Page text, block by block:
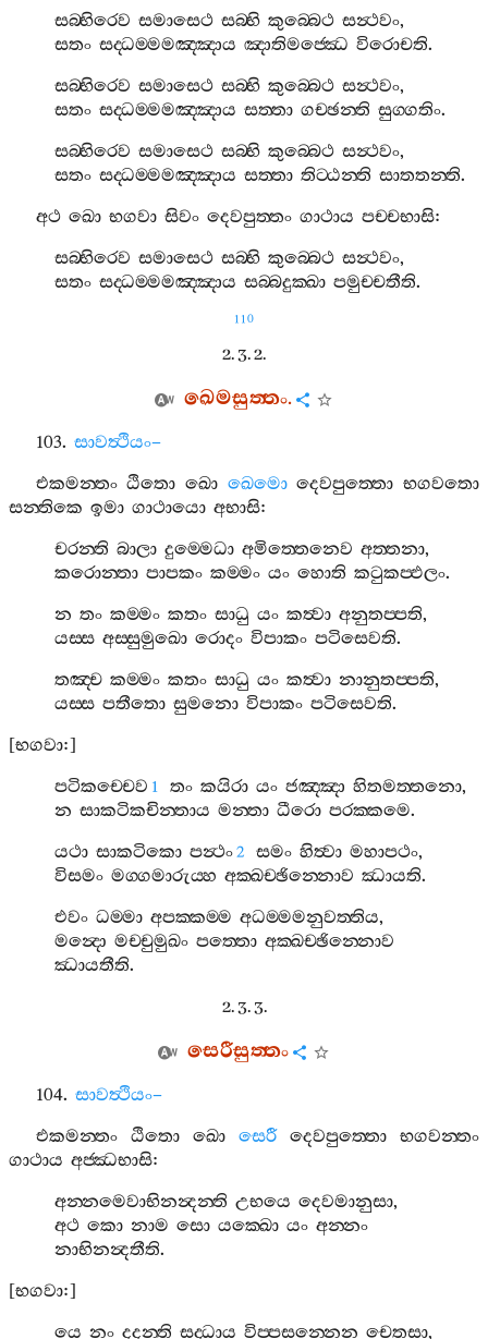
සබ‍්භිරෙව සමාසෙථ සබ‍්භි කුබ‍්බෙථ සන්‍ථවං,
සතං සද‍්ධම‍්මමඤ‍්ඤාය ඤාතිමජ‍්ඣෙ විරොචති.
සබ‍්භිරෙව සමාසෙථ සබ‍්භි කුබ‍්බෙථ සන්‍ථවං,
සතං සද‍්ධම‍්මමඤ‍්ඤාය සත‍්තා ගච‍්ඡන‍්ති සුග‍්ගතිං.
සබ‍්භිරෙව සමාසෙථ සබ‍්භි කුබ‍්බෙථ සන්‍ථවං,
සතං සද‍්ධම‍්මමඤ‍්ඤාය සත‍්තා තිට‍්ඨන‍්ති සාතතන‍්ති.
අථ ඛො භගවා සිවං දෙවපුත‍්තං ගාථාය පච‍්චභාසි:
සබ‍්භිරෙව සමාසෙථ සබ‍්භි කුබ‍්බෙථ සන්‍ථවං,
සතං සද‍්ධම‍්මමඤ‍්ඤාය සබ‍්බදුක‍්ඛා පමුච‍්චතීති.
110
2. 3. 2.
ඛෙමසුත‍්තං.
103. සාවත්‍ථියං–
එකමන‍්තං ඨිතො ඛො ඛෙමො දෙවපුත‍්තො භගවතො
සන‍්තිකෙ ඉමා ගාථායො අභාසි:
චරන‍්ති බාලා දුම‍්මෙධා අමිත‍්තෙනෙව අත‍්තනා,
කරොන‍්තා පාපකං කම‍්මං යං හොති කටුකප‍්ඵලං.
න තං කම‍්මං කතං සාධු යං කත්‍වා අනුතප‍්පති,
යස‍්ස අස‍්සුමුඛො රොදං විපාකං පටිසෙවති.
තඤ‍්ච කම‍්මං කතං සාධු යං කත්‍වා නානුතප‍්පති,
යස‍්ස පතීතො සුමනො විපාකං පටිසෙවති.
[භගවා:]
පටිකච‍්චෙව 1 තං කයිරා යං ජඤ‍්ඤා හිතමත‍්තනො,
න සාකටිකචින‍්තාය මන‍්තා ධීරො පරක‍්කමෙ.
යථා සාකටිකො පන්‍ථං2 සමං හිත්‍වා මහාපථං,
විසමං මග‍්ගමාරුය‍්හ අක‍්ඛච‍්ඡින‍්නොව ඣායති.
එවං ධම‍්මා අපක‍්කම‍්ම අධම‍්මමනුවත‍්තිය,
මන්‍දො මච‍්චුමුඛං පත‍්තො අක‍්ඛච‍්ඡින‍්නොව
ඣායතීති.
2. 3. 3.
සෙරීසුත‍්තං
104. සාවත්‍ථියං–
එකමන‍්තං
ඨිතො ඛො සෙරී දෙවපුත‍්තො
භගවන‍්තං
ගාථාය අජ‍්ඣභාසි:
අන‍්නමෙවාභිනන්‍දන‍්ති උභයෙ දෙවමානුසා,
අථ කො නාම සො යක‍්ඛො යං අන‍්නං
නාභිනන්‍දතීති.
[භගවා:]
යෙ නං දදන‍්ති සද‍්ධාය විප‍්පසන‍්නෙන චෙතසා,